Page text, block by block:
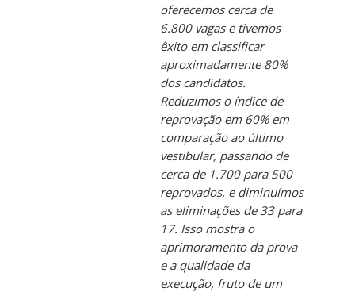
oferecemos cerca de
6.800 vagas e tivemos
êxito em classificar
aproximadamente 80%
dos candidatos.
Reduzimos o índice de
reprovação em 60% em
comparação ao último
vestibular, passando de
cerca de 1.700 para 500
reprovados, e diminuímos
as eliminações de 33 para
17. Isso mostra o
aprimoramento da prova
e a qualidade da
execução, fruto de um